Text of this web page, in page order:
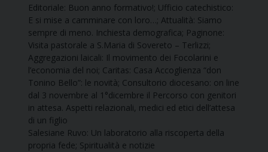
Editoriale: Buon anno formativo!; Ufficio catechistico:
E si mise a camminare con loro…; Attualità: Siamo
sempre di meno. Inchiesta demografica; Paginone:
Visita pastorale a S.Maria di Sovereto – Terlizzi;
Aggregazioni laicali: Il movimento dei Focolarini e
l’economia del noi; Caritas: Casa Accoglienza “don
Tonino Bello”: le novità; Consultorio diocesano: on line
dal 3 novembre al 1°dicembre il Percorso con genitori
in attesa. Aspetti relazionali, medici ed etici dell’attesa
di un figlio
Salesiane Ruvo: Un laboratorio alla riscoperta della
propria fede; Spiritualità e notizie